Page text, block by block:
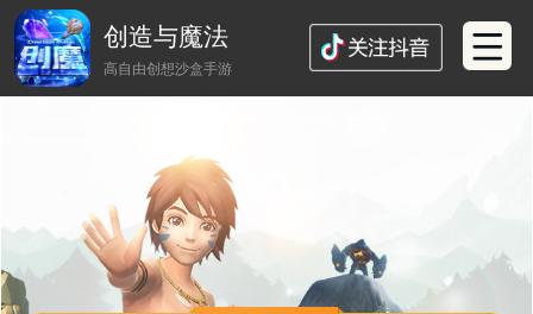
创造与魔法
高自由创想沙盒手游